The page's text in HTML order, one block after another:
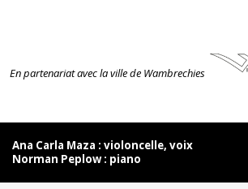
En partenariat avec la ville de Wambrechies
Ana Carla Maza : violoncelle, voix
Norman Peplow : piano